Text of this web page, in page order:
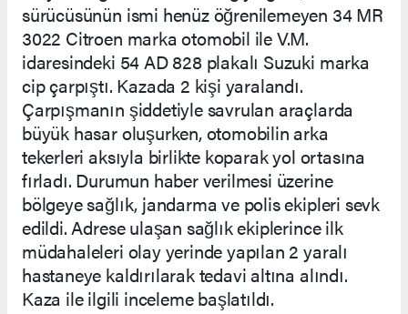
sürücüsünün ismi henüz öğrenilemeyen 34 MR
3022 Citroen marka otomobil ile V.M.
idaresindeki 54 AD 828 plakalı Suzuki marka
cip çarpıştı. Kazada 2 kişi yaralandı.
Çarpışmanın şiddetiyle savrulan araçlarda
büyük hasar oluşurken, otomobilin arka
tekerleri aksıyla birlikte koparak yol ortasına
fırladı. Durumun haber verilmesi üzerine
bölgeye sağlık, jandarma ve polis ekipleri sevk
edildi. Adrese ulaşan sağlık ekiplerince ilk
müdahaleleri olay yerinde yapılan 2 yaralı
hastaneye kaldırılarak tedavi altına alındı.
Kaza ile ilgili inceleme başlatıldı.